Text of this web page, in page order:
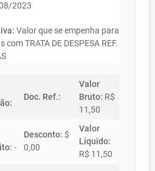
2023
Valor que se empenha para
TRATA DE DESPESA REF.
Doc. Ref.:
Valor
Bruto: R$
11,50
-
Desconto: $
0,00
Valor
Líquido:
R$ 11,50